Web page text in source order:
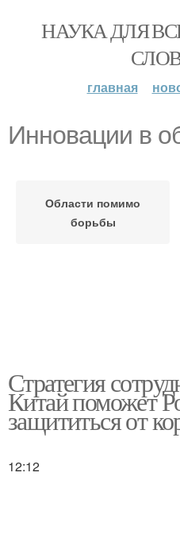
НАУКА ДЛЯ
главная
Инновации в
Области помимо
борьбы
Стратегия
Китай поможет
защититься от
12:12